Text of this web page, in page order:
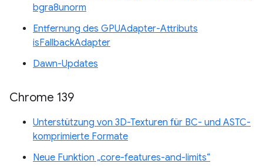
bgra8unorm
Entfernung des GPUAdapter-Attributs
isFallbackAdapter
Dawn-Updates
Chrome 139
Unterstützung von 3D-Texturen für BC- und ASTC-
komprimierte Formate
Neue Funktion „core-features-and-limits“